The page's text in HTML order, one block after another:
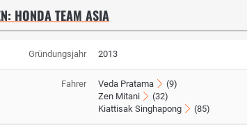
HONDA TEAM ASIA
Gründungsjahr 2013
Fahrer Veda Pratama
(9)
Zen Mitani
(32)
Kiattisak Singhapong
(85)